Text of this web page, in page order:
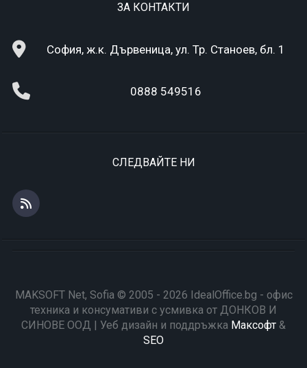
ЗА КОНТАКТИ
София, ж.к. Дървеница, ул. Тр. Станоев, бл. 1
0888 549516
СЛЕДВАЙТЕ НИ
MAKSOFT Net, Sofia © 2005 - 2026 IdealOffice.bg - офис
техника и консумативи с усмивка от ДОНКОВ И
СИНОВЕ ООД | Уеб дизайн и поддръжка Максофт &
SEO